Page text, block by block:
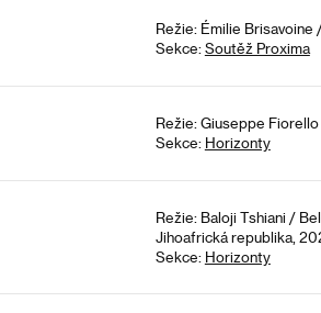
Režie: Émilie
Sekce: Soutěž Proxima
Režie: Giuseppe
Sekce: Horizonty
Režie: Baloji Tshiani /
Jihoafrická republika,
Sekce: Horizonty